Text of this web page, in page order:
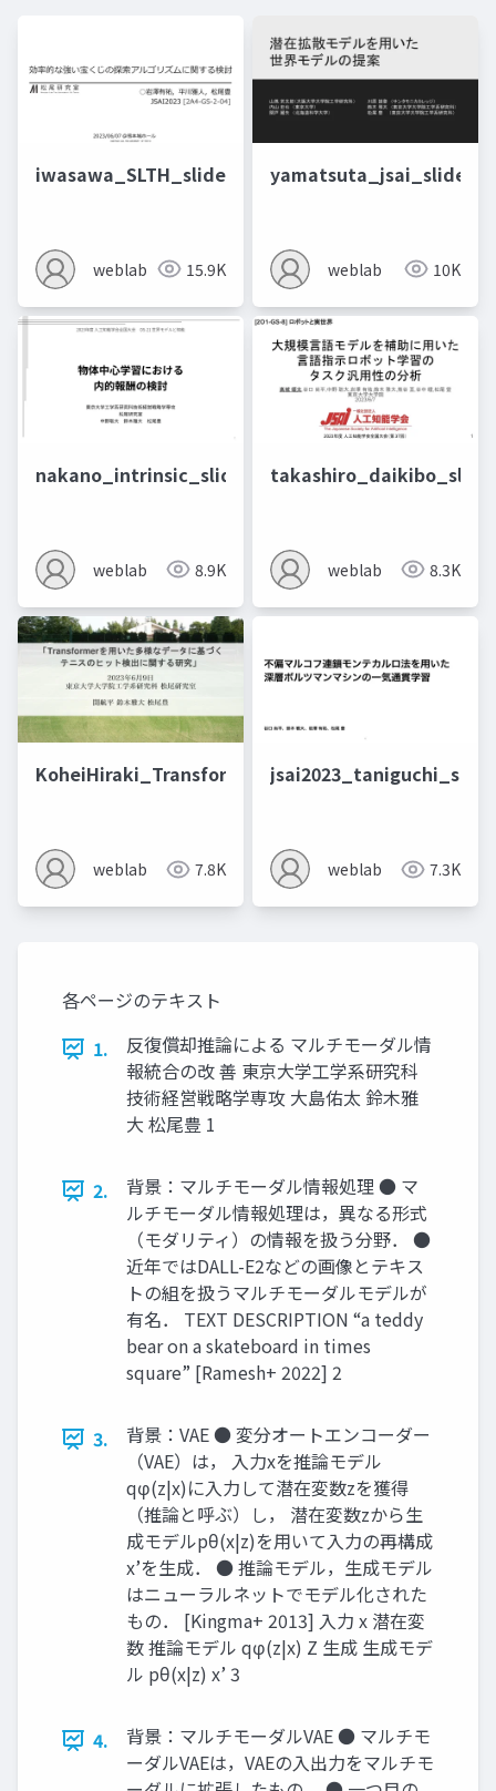
iwasawa_SLTH_slide
weblab 15.9K
yamatsuta_jsai_slide
weblab 10K
nakano_intrinsic_slide
weblab 8.9K
takashiro_daikibo_slide
weblab 8.3K
KoheiHiraki_Transformer_slide_JSAI2023
weblab 7.8K
jsai2023_taniguchi_slide
weblab 7.3K
各ページのテキスト
1.
反復償却推論による マルチモーダル情
報統合の改 善 東京大学工学系研究科
技術経営戦略学専攻 大島佑太 鈴木雅
大 松尾豊 1
2.
背景：マルチモーダル情報処理 ● マ
ルチモーダル情報処理は，異なる形式
（モダリティ）の情報を扱う分野． ●
近年ではDALL-E2などの画像とテキス
トの組を扱うマルチモーダルモデルが
有名． TEXT DESCRIPTION “a teddy
bear on a skateboard in times
square” [Ramesh+ 2022] 2
3.
背景：VAE ● 変分オートエンコーダー
（VAE）は， 入力xを推論モデル
qφ(z|x)に入力して潜在変数zを獲得
（推論と呼ぶ）し， 潜在変数zから生
成モデルpθ(x|z)を用いて入力の再構成
x’を生成． ● 推論モデル，生成モデル
はニューラルネットでモデル化された
もの． [Kingma+ 2013] 入力 x 潜在変
数 推論モデル qφ(z|x) Z 生成 生成モデ
ル pθ(x|z) x’ 3
4.
背景：マルチモーダルVAE ● マルチモ
ーダルVAEは，VAEの入出力をマルチモ